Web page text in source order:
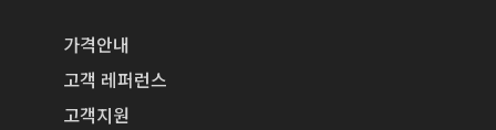
가격안내
고객 레퍼런스
고객지원